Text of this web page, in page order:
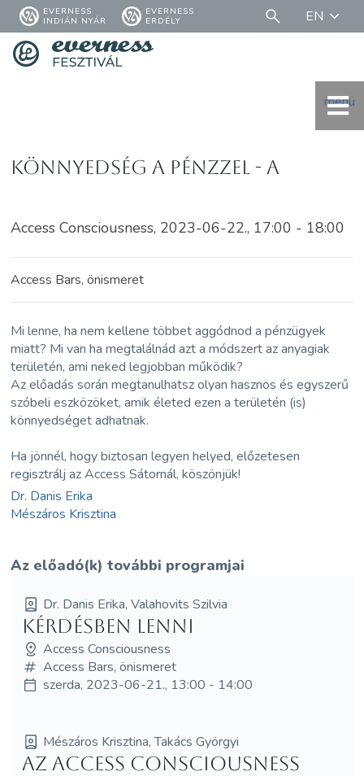
EVERNESS
INDIÁN NYÁR
EVERNESS
ERDÉLY
EN
menü
Könnyedség a pénzzel - a
Access Consciousness, 2023-06-22., 17:00 - 18:00
Access Bars, önismeret
Mi lenne, ha nem kellene többet aggódnod a pénzügyek
miatt? Mi van ha megtalálnád azt a módszert az anyagiak
területén, ami neked legjobban működik?
Az előadás során megtanulhatsz olyan hasznos és egyszerű
szóbeli eszközöket, amik életed ezen a területén (is)
könnyedséget adhatnak.
Ha jönnél, hogy biztosan legyen helyed, előzetesen
regisztrálj az Access Sátornál, köszönjük!
Dr. Danis Erika
Mészáros Krisztina
Az előadó(k) további programjai
Dr. Danis Erika, Valahovits Szilvia
Kérdésben lenni
Access Consciousness
Access Bars, önismeret
szerda, 2023-06-21., 13:00 - 14:00
Mészáros Krisztina, Takács Györgyi
Az Access Consciousness